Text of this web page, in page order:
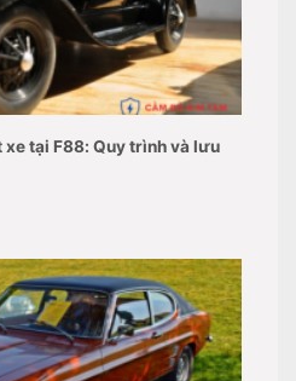
tại F88: Quy trình và lưu